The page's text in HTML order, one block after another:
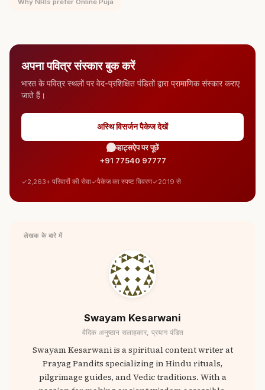
Why NRIs prefer Online Puja
अपना पवित्र संस्कार बुक करें
भारत के पवित्र स्थलों पर वेद-प्रशिक्षित पंडितों द्वारा प्रामाणिक संस्कार कराए
जाते हैं।
अस्थि विसर्जन पैकेज देखें
व्हाट्सऐप पर पूछें
+91 77540 97777
2,263+ परिवारों की सेवा पैकेज का स्पष्ट विवरण 2019 से
लेखक के बारे में
Swayam Kesarwani
वैदिक अनुष्ठान सलाहकार, प्रयाग पंडित
Swayam Kesarwani is a spiritual content writer at
Prayag Pandits specializing in Hindu rituals,
pilgrimage guides, and Vedic traditions. With a